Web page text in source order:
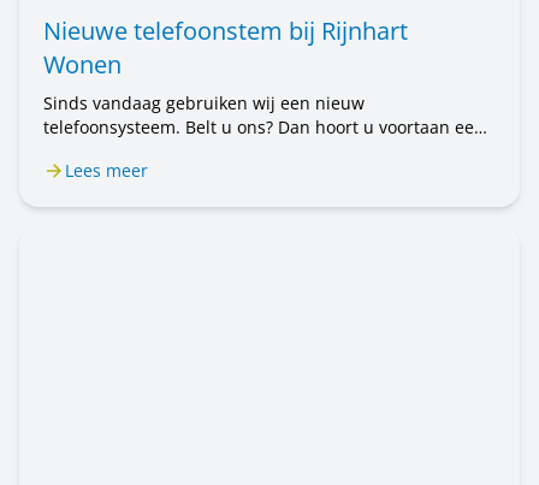
Nieuwe telefoonstem bij Rijnhart
Wonen
Sinds vandaag gebruiken wij een nieuw
telefoonsysteem. Belt u ons? Dan hoort u voortaan een
nog steeds met Rijnhart Wonen. Alleen de stem is
Lees meer